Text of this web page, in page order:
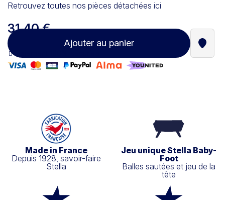
Retrouvez toutes nos pièces détachées ici
31,40 €
Ajouter au panier
Made in France
Depuis 1928, savoir-faire
Stella
Jeu unique Stella Baby-
Foot
Balles sautées et jeu de la
tête